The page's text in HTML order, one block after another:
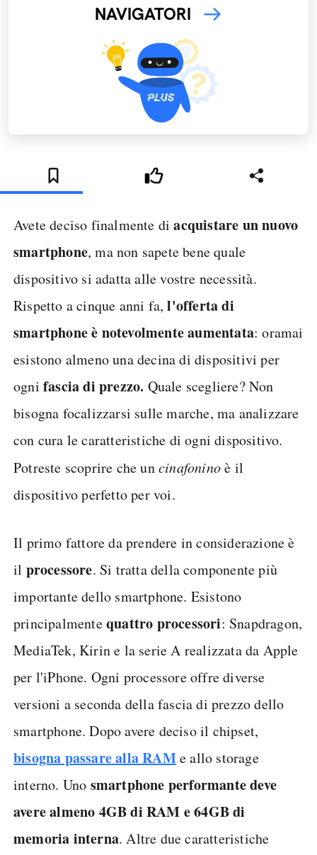
NAVIGATORI
Avete deciso finalmente diacquistare un nuovo
smartphone, ma non sapete bene quale
dispositivo si adatta alle vostre necessità.
Rispetto a cinque anni fa,l'offerta di
smartphone è notevolmente aumentata: oramai
esistono almeno una decina di dispositivi per
ogni fascia di prezzo. Quale scegliere? Non
bisogna focalizzarsi sulle marche, ma analizzare
con cura le caratteristiche di ogni dispositivo.
Potreste scoprire che uncinafoninoè il
dispositivo perfetto per voi.
Il primo fattore da prendere in considerazione è
il processore. Si tratta della componente più
importante dello smartphone. Esistono
principalmentequattro processori: Snapdragon,
MediaTek, Kirin e la serie A realizzata da Apple
per l'iPhone. Ogni processore offre diverse
versioni a seconda della fascia di prezzo dello
smartphone. Dopo avere deciso il chipset,
bisogna passare alla RAMe allo storage
interno. Uno smartphone performante deve
avere almeno 4GB di RAM e 64GB di
memoria interna. Altre due caratteristiche